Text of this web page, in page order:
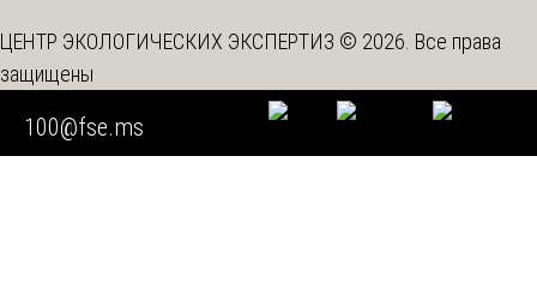
ЦЕНТР ЭКОЛОГИЧЕСКИХ ЭКСПЕРТИЗ © 2026. Все права
защищены
Союз "Федерация Судебных
Экспертов"
100@fse.ms